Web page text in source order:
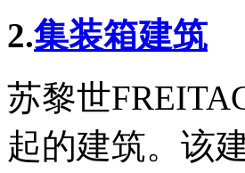
2.集装箱建筑
苏黎世
起的建筑。该